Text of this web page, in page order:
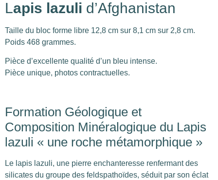
Lapis lazuli d’Afghanistan
Taille du bloc forme libre 12,8 cm sur 8,1 cm sur 2,8 cm.
Poids 468 grammes.
Pièce d’excellente qualité d’un bleu intense.
Pièce unique, photos contractuelles.
Formation Géologique et
Composition Minéralogique du Lapis
lazuli « une roche métamorphique »
Le lapis lazuli, une pierre enchanteresse renfermant des
silicates du groupe des feldspathoïdes, séduit par son éclat